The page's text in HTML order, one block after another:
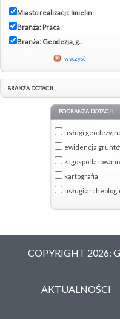
Miasto realizacji: Imielin
Branża: Praca
Branża: Geodezja, g...
wyczyść
BRANŻA DOTACJI
PODRANŻA DOTACJI
usługi
ewidencja
kartografia
usługi
COPYRIGHT 2026:
AKTUALNOŚCI